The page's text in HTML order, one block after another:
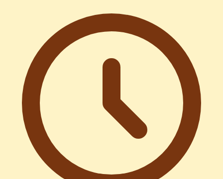
Phân biệt Sùi mào gà và Mụn thịt: Nhận biết sớm,
phòng tránh hiệu quả